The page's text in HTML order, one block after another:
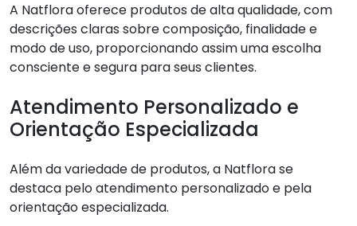
A Natflora oferece produtos de alta qualidade, com
descrições claras sobre composição, finalidade e
modo de uso, proporcionando assim uma escolha
consciente e segura para seus clientes.
Atendimento Personalizado e
Orientação Especializada
Além da variedade de produtos, a Natflora se
destaca pelo atendimento personalizado e pela
orientação especializada.